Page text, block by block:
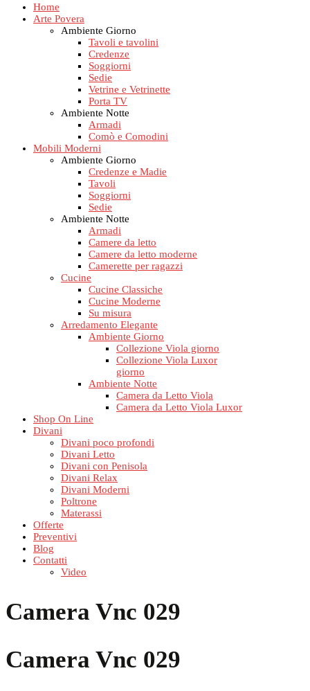
Home
Arte Povera
Ambiente Giorno
Tavoli e tavolini
Credenze
Soggiorni
Sedie
Vetrine e Vetrinette
Porta TV
Ambiente Notte
Armadi
Comò e Comodini
Mobili Moderni
Ambiente Giorno
Credenze e Madie
Tavoli
Soggiorni
Sedie
Ambiente Notte
Armadi
Camere da letto
Camere da letto moderne
Camerette per ragazzi
Cucine
Cucine Classiche
Cucine Moderne
Su misura
Arredamento Elegante
Ambiente Giorno
Collezione Viola giorno
Collezione Viola Luxor
giorno
Ambiente Notte
Camera da Letto Viola
Camera da Letto Viola Luxor
Shop On Line
Divani
Divani poco profondi
Divani Letto
Divani con Penisola
Divani Relax
Divani Moderni
Poltrone
Materassi
Offerte
Preventivi
Blog
Contatti
Video
Camera Vnc 029
Camera Vnc 029